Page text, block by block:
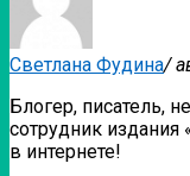
Светлана Фудина/
Блогер, писатель,
сотрудник издания
в интернете!